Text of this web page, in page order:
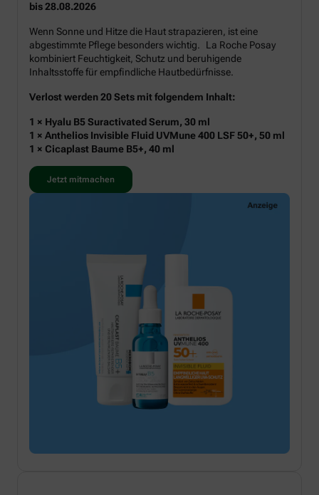
bis 28.08.2026
Wenn Sonne und Hitze die Haut strapazieren, ist eine
abgestimmte Pflege besonders wichtig. La Roche Posay
kombiniert Feuchtigkeit, Schutz und beruhigende
Inhaltsstoffe für empfindliche Hautbedürfnisse.
Verlost werden 20 Sets mit folgendem Inhalt:
1 × Hyalu B5 Suractivated Serum, 30 ml
1 × Anthelios Invisible Fluid UVMune 400 LSF 50+, 50 ml
1 × Cicaplast Baume B5+, 40 ml
Jetzt mitmachen